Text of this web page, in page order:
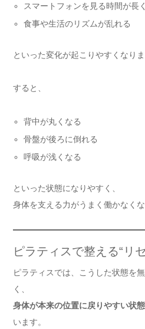
スマートフォンを見る時間が長
食事や生活のリズムが乱れる
といった変化が起こりやすくなりま
すると、
背中が丸くなる
骨盤が後ろに倒れる
呼吸が浅くなる
といった状態になりやすく、
身体を支える力がうまく働かなくな
ピラティスで整える“リ
ピラティスでは、こうした状態を
く、
身体が本来の位置に戻りやすい状
います。